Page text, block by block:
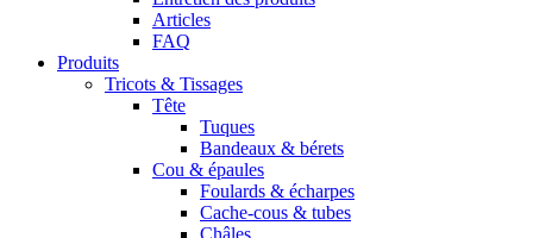
Articles
FAQ
Produits
Tricots & Tissages
Tête
Tuques
Bandeaux & bérets
Cou & épaules
Foulards & écharpes
Cache-cous & tubes
Châles